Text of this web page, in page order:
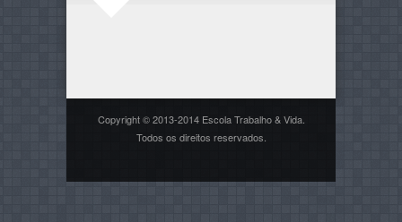
Copyright © 2013-2014 Escola Trabalho & Vida.
Todos os direitos reservados.